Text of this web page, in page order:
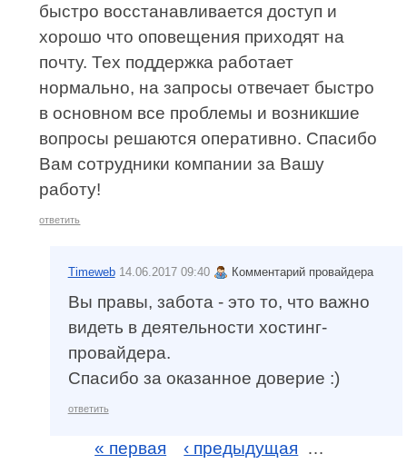
быстро восстанавливается доступ и
хорошо что оповещения приходят на
почту. Тех поддержка работает
нормально, на запросы отвечает быстро
в основном все проблемы и возникшие
вопросы решаются оперативно. Спасибо
Вам сотрудники компании за Вашу
работу!
ответить
Timeweb 14.06.2017 09:40 Комментарий провайдера
Вы правы, забота - это то, что важно
видеть в деятельности хостинг-
провайдера.
Спасибо за оказанное доверие :)
ответить
« первая ‹ предыдущая
…